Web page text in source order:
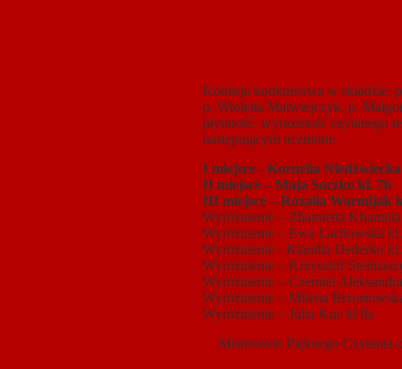
Komisja konkursowa w składzie:
p. Wioletta Matwiejczyk, p.
płynność, wyrazistość czytanego
następującym uczniom:
I miejsce - Kornelia
II miejsce – Maja Soczko kl. 7b
III miejsce – Rozalia Warmijak
Wyróżnienie – Zhannetta
Wyróżnienie – Ewa Lachowska
Wyróżnienie - Klaudia Dederko
Wyróżnienie – Krzysztof
Wyróżnienie – Czemiel
Wyróżnienie – Milena
Wyróżnienie – Julia Kuc kl 8a
Mistrzowie Pięknego Czytania